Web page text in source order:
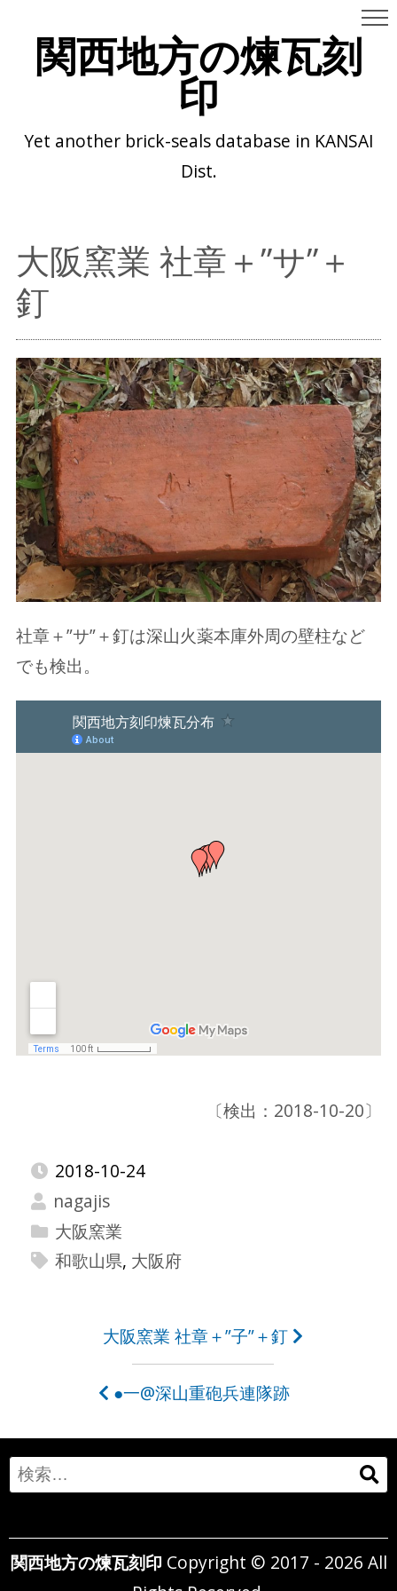
関西地方の煉瓦刻
印
Yet another brick-seals database in KANSAI
Dist.
大阪窯業 社章＋”サ”＋
釘
社章＋”サ”＋釘は深山火薬本庫外周の壁柱など
でも検出。
〔検出：2018-10-20〕
2018-10-24
nagajis
大阪窯業
和歌山県, 大阪府
ビ
ゲ
ー
シ
ョ
大阪窯業 社章＋”子”＋釘
●一@深山重砲兵連隊跡
Search
for:
関西地方の煉瓦刻印 Copyright © 2017 - 2026 All